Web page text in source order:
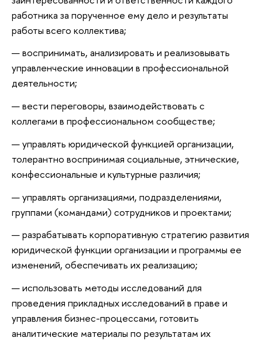
работника за порученное ему дело и результаты
работы всего коллектива;
воспринимать, анализировать и реализовывать
управленческие инновации в профессиональной
деятельности;
вести переговоры, взаимодействовать с
коллегами в профессиональном сообществе;
управлять юридической функцией организации,
толерантно воспринимая социальные, этнические,
конфессиональные и культурные различия;
управлять организациями, подразделениями,
группами (командами) сотрудников и проектами;
разрабатывать корпоративную стратегию развития
юридической функции организации и программы ее
изменений, обеспечивать их реализацию;
использовать методы исследований для
проведения прикладных исследований в праве и
управления бизнес-процессами, готовить
аналитические материалы по результатам их